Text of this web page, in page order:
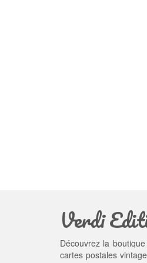
Verdi
Découvrez la
cartes postales